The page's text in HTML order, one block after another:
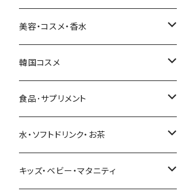
健康いきいきライフサプリメント
お悩み別サプリメント
スムーズ快調ライフ
内側からケアで健康的に美しく
男性化粧品・サプリメント
デンタルケア
サプリメント
ダイエット
健康食品
日焼け止め
美容・コスメ・香水
スキンケア
ベースメイク・メイクアップ
ボディケア
ヘアケア・スタイリング
韓国コスメ
スキンケア
その他
食品･サプリメント
米・雑穀
調味料
水・ソフトドリンク・お茶
お茶・紅茶
キッズ・ベビー・マタニティ